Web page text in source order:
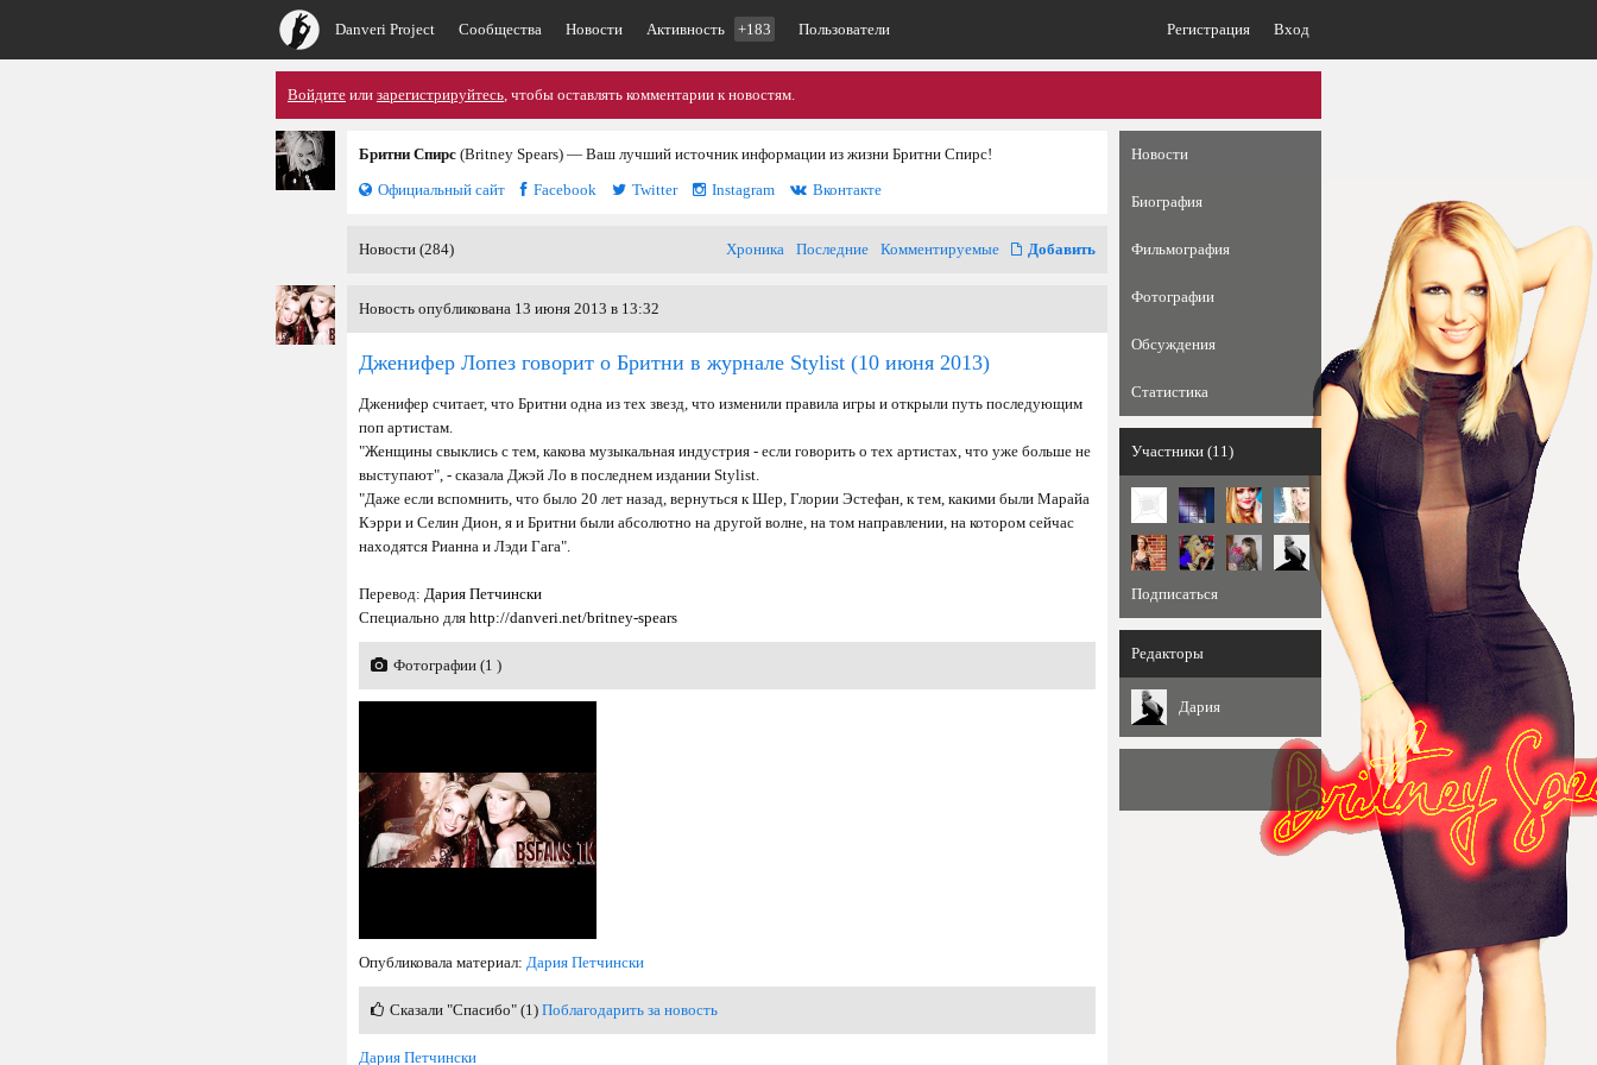
Danveri Project Сообщества Новости Активность +183 Пользователи Регистрация Вход
Войдите или зарегистрируйтесь, чтобы оставлять комментарии к новостям.
Бритни Спирс (Britney Spears) — Ваш лучший источник информации из жизни Бритни Спирс!
Официальный сайт
Facebook Twitter Instagram Вконтакте
Новости (284) Хроника Последние Комментируемые Добавить
Новость опубликована 13 июня 2013 в 13:32
Дженифер Лопез говорит о Бритни в журнале Stylist (10 июня 2013)
Дженифер считает, что Бритни одна из тех звезд, что изменили правила игры и открыли путь последующим
поп артистам.
"Женщины свыклись с тем, какова музыкальная индустрия - если говорить о тех артистах, что уже больше не
выступают", - сказала Джэй Ло в последнем издании Stylist.
"Даже если вспомнить, что было 20 лет назад, вернуться к Шер, Глории Эстефан, к тем, какими были Марайа
Кэрри и Селин Дион, я и Бритни были абсолютно на другой волне, на том направлении, на котором сейчас
находятся Рианна и Лэди Гага".
Перевод: Дария Петчински
Специально для http://danveri.net/britney-spears
Фотографии (1 )
Опубликовала материал: Дария Петчински
Сказали "Спасибо" (1) Поблагодарить за новость
Дария Петчински
Новости
Биография
Фильмография
Фотографии
Обсуждения
Статистика
Участники (11)
Подписаться
Редакторы
Дария